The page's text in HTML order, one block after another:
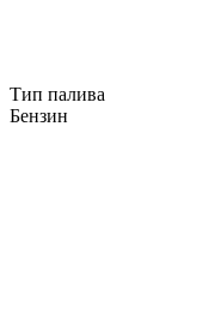
Тип палива
Бензин